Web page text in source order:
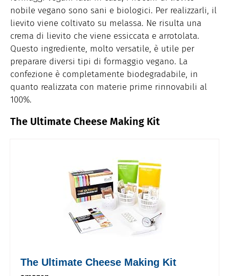
nobile vegano sono sani e biologici. Per realizzarli, il
lievito viene coltivato su melassa. Ne risulta una
crema di lievito che viene essiccata e arrotolata.
Questo ingrediente, molto versatile, è utile per
preparare diversi tipi di formaggio vegano. La
confezione è completamente biodegradabile, in
quanto realizzata con materie prime rinnovabili al
100%.
The Ultimate Cheese Making Kit
The Ultimate Cheese Making Kit